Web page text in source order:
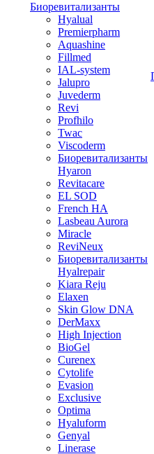
Биоревитализанты
Hyalual
Premierpharm
Aquashine
Fillmed
IAL-system
Jalupro
Juvederm
Revi
Profhilo
Twac
Viscoderm
Биоревитализанты
Hyaron
Revitacare
EL SOD
French HA
Lasbeau Aurora
Miracle
ReviNeux
Биоревитализанты
Hyalrepair
Kiara Reju
Elaxen
Skin Glow DNA
DerMaxx
High Injection
BioGel
Curenex
Cytolife
Evasion
Exclusive
Optima
Hyaluform
Genyal
Linerase